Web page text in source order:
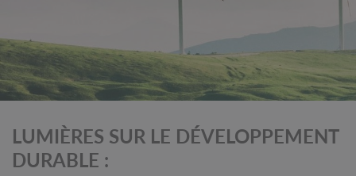
LUMIÈRES SUR LE DÉVELOPPEMENT
DURABLE :